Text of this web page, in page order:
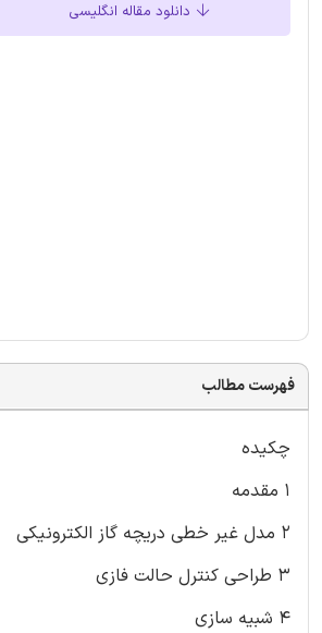
دانلود مقاله انگلیسی
فهرست مطالب
چکیده
۱ مقدمه
۲ مدل غیر خطی دریچه گاز الکترونیکی
۳ طراحی کنترل حالت فازی
۴ شبیه سازی